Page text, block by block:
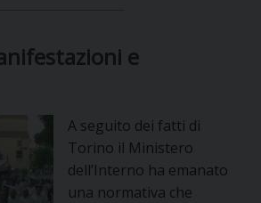
e
A seguito dei fatti di
Torino il Ministero
dell’Interno ha emanato
una normativa che